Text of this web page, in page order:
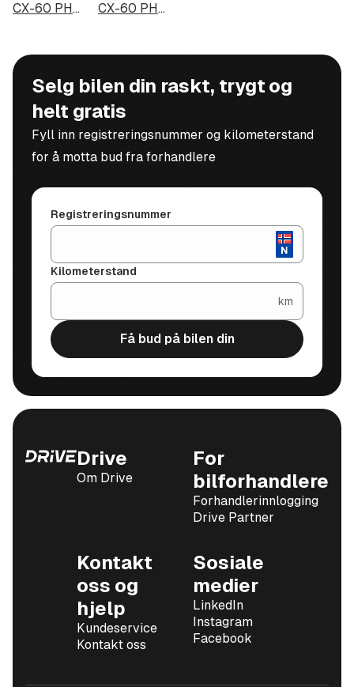
CX-60 PHEV i Haugesund
CX-60 PHEV i Alta
Selg bilen din raskt, trygt og
helt gratis
Fyll inn registreringsnummer og kilometerstand
for å motta bud fra forhandlere
Registreringsnummer
Kilometerstand
km
Få bud på bilen din
Drive
Om Drive
For
bilforhandlere
Forhandlerinnlogging
Drive Partner
Kontakt
oss og
hjelp
Kundeservice
Kontakt oss
Sosiale
medier
LinkedIn
Instagram
Facebook